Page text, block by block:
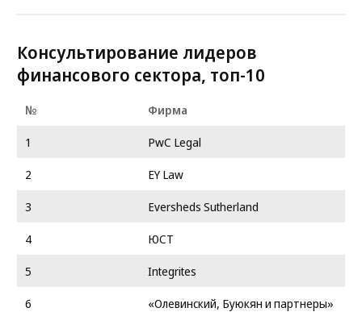
Консультирование лидеров
финансового сектора, топ-10
№
Фирма
1
PwC Legal
2
EY Law
3
Eversheds Sutherland
4
ЮСТ
5
Integrites
6
«Олевинский, Буюкян и партнеры»